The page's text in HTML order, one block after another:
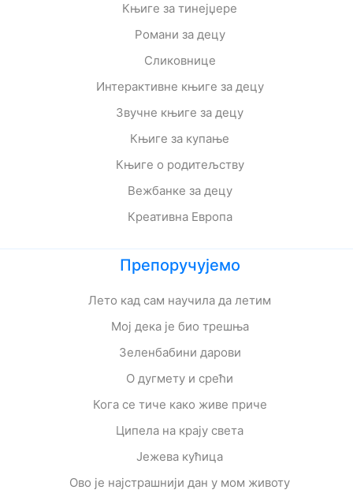
Књиге за тинејџере
Романи за децу
Сликовнице
Интерактивне књиге за децу
Звучне књиге за децу
Књиге за купање
Књиге о родитељству
Вежбанке за децу
Креативна Европа
Препоручујемо
Лето кад сам научила да летим
Мој дека је био трешња
Зеленбабини дарови
О дугмету и срећи
Кога се тиче како живе приче
Ципела на крају света
Јежева кућица
Ово је најстрашнији дан у мом животу